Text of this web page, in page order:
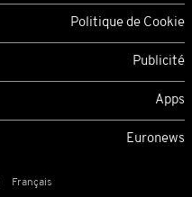
Politique de Cookie
Publicité
Apps
Euronews